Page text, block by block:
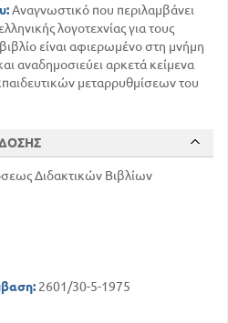
Αναγνωστικό που περιλαμβάνει
λογοτεχνίας για τους
είναι αφιερωμένο στη μνήμη
αναδημοσιεύει αρκετά κείμενα
μεταρρυθμίσεων του
Διδακτικών Βιβλίων
2601/30-5-1975